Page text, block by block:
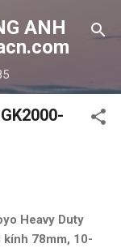
ANH
Heavy Duty
kính 78mm, 10-